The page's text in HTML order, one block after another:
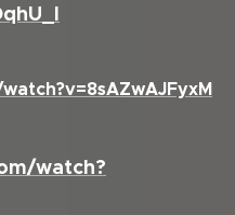
watch?